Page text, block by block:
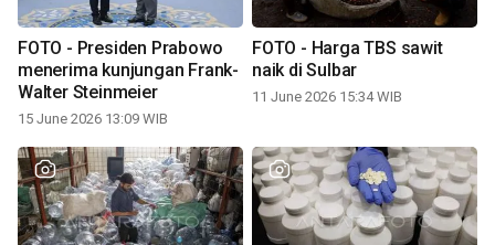
FOTO - Presiden Prabowo
menerima kunjungan Frank-
Walter Steinmeier
15 June 2026 13:09 WIB
FOTO - Harga TBS sawit
naik di Sulbar
11 June 2026 15:34 WIB